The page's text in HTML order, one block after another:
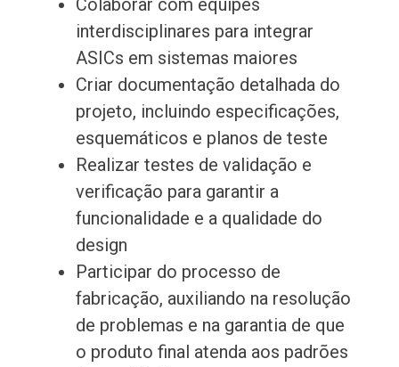
Colaborar com equipes
interdisciplinares para integrar
ASICs em sistemas maiores
Criar documentação detalhada do
projeto, incluindo especificações,
esquemáticos e planos de teste
Realizar testes de validação e
verificação para garantir a
funcionalidade e a qualidade do
design
Participar do processo de
fabricação, auxiliando na resolução
de problemas e na garantia de que
o produto final atenda aos padrões